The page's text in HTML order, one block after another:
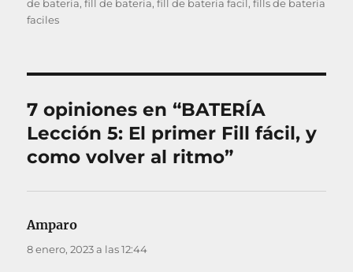
t
o
b
e
l
t
a
s
i
s
de bateria,fill de bateria,fill de bateria facil,fills de bateria
faciles
7 opiniones en “BATERÍA
Lección 5: El primer Fill fácil, y
como volver al ritmo”
Amparo
8 enero, 2023 a las 12:44